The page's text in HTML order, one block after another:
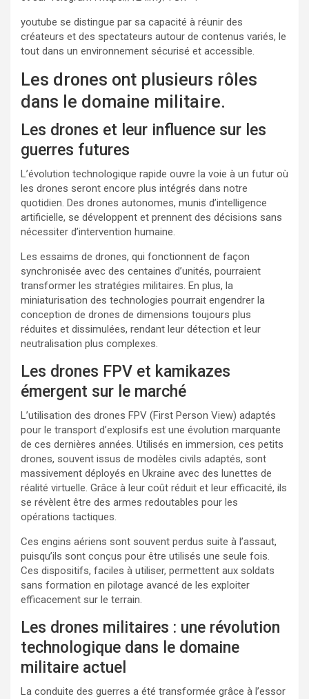
youtube se distingue par sa capacité à réunir des
créateurs et des spectateurs autour de contenus variés, le
tout dans un environnement sécurisé et accessible.
Les drones ont plusieurs rôles
dans le domaine militaire.
Les drones et leur influence sur les
guerres futures
L’évolution technologique rapide ouvre la voie à un futur où
les drones seront encore plus intégrés dans notre
quotidien. Des drones autonomes, munis d’intelligence
artificielle, se développent et prennent des décisions sans
nécessiter d’intervention humaine.
Les essaims de drones, qui fonctionnent de façon
synchronisée avec des centaines d’unités, pourraient
transformer les stratégies militaires. En plus, la
miniaturisation des technologies pourrait engendrer la
conception de drones de dimensions toujours plus
réduites et dissimulées, rendant leur détection et leur
neutralisation plus complexes.
Les drones FPV et kamikazes
émergent sur le marché
L’utilisation des drones FPV (First Person View) adaptés
pour le transport d’explosifs est une évolution marquante
de ces dernières années. Utilisés en immersion, ces petits
drones, souvent issus de modèles civils adaptés, sont
massivement déployés en Ukraine avec des lunettes de
réalité virtuelle. Grâce à leur coût réduit et leur efficacité, ils
se révèlent être des armes redoutables pour les
opérations tactiques.
Ces engins aériens sont souvent perdus suite à l’assaut,
puisqu’ils sont conçus pour être utilisés une seule fois.
Ces dispositifs, faciles à utiliser, permettent aux soldats
sans formation en pilotage avancé de les exploiter
efficacement sur le terrain.
Les drones militaires : une révolution
technologique dans le domaine
militaire actuel
La conduite des guerres a été transformée grâce à l’essor